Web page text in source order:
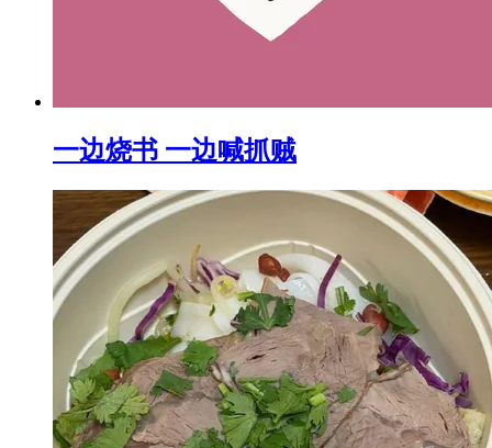
一边烧书 一边喊抓贼